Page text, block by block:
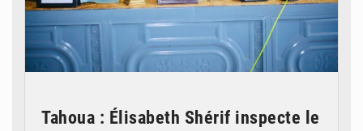
Tahoua : Élisabeth Shérif inspecte le